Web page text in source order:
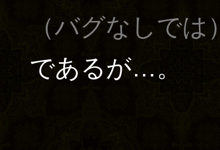
（バグなしでは
であるが…。